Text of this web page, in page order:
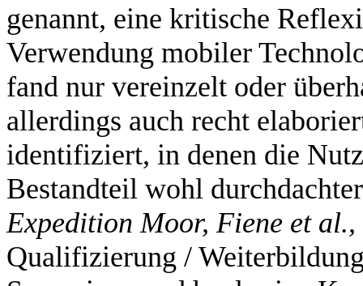
genannt, eine kritische
Verwendung mobiler
fand nur vereinzelt oder
allerdings auch recht
identifiziert, in denen die
Bestandteil wohl
Expedition Moor, Fiene et al.,
Qualifizierung /